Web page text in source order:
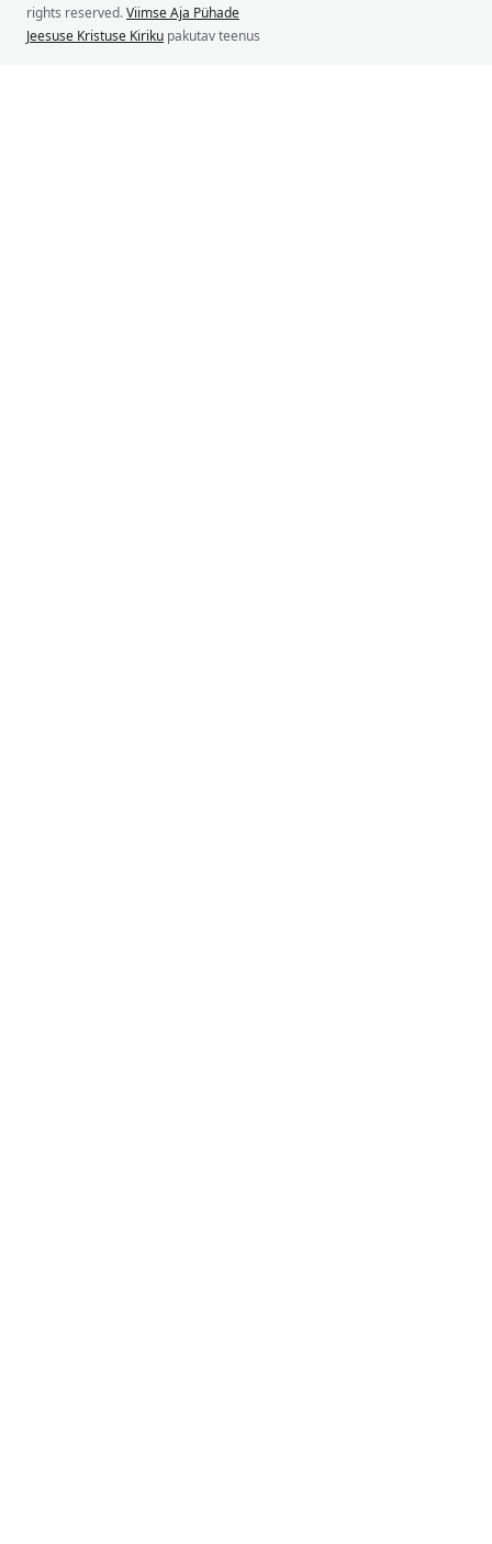
rights reserved.Viimse Aja Pühade
Jeesuse Kristuse Kiriku pakutav teenus